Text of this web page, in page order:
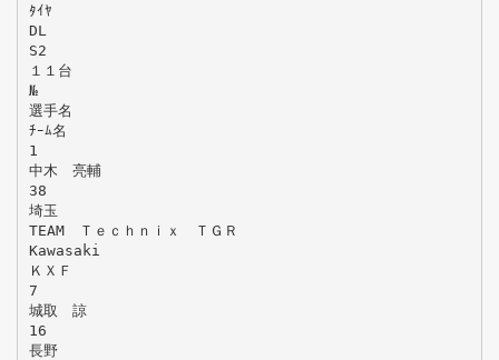
ﾀｲﾔ
DL
S2
１１台
№
選手名
ﾁｰﾑ名
1
中木 亮輔
38
埼玉
TEAM Ｔｅｃｈｎｉｘ ＴＧＲ
Kawasaki
ＫＸＦ
7
城取 諒
16
長野